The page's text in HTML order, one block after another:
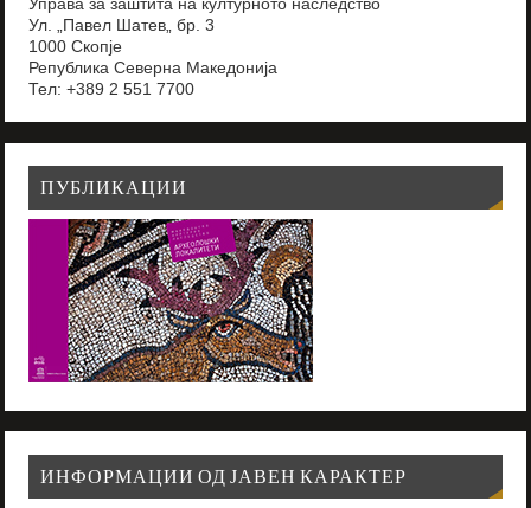
Ул. „Павел Шатев„ бр. 3
1000 Скопје
Република Северна Македонија
Тел: +389 2 551 7700
ПУБЛИКАЦИИ
ИНФОРМАЦИИ ОД ЈАВЕН КАРАКТЕР